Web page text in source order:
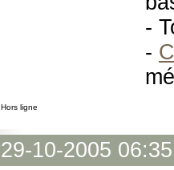
-
-
Hors ligne
29-10-2005